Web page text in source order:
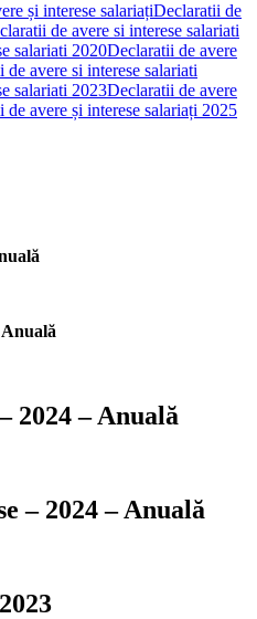
și interese salariațiDeclaratii de
de avere si interese salariati
salariati 2020Declaratii de avere
de avere si interese salariati
salariati 2023Declaratii de avere
de avere și interese salariați 2025
Anuală
2024 – Anuală
– 2024 – Anuală